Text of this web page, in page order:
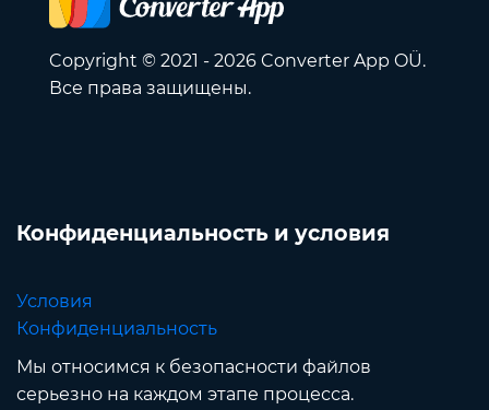
Copyright © 2021 - 2026 Converter App OÜ.
Все права защищены.
Конфиденциальность и условия
Условия
Конфиденциальность
Мы относимся к безопасности файлов
серьезно на каждом этапе процесса.